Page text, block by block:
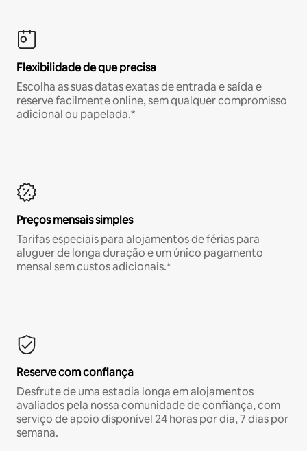
Flexibilidade de que precisa
Escolha as suas datas exatas de entrada e saída e
reserve facilmente online, sem qualquer compromisso
adicional ou papelada.*
Preços mensais simples
Tarifas especiais para alojamentos de férias para
aluguer de longa duração e um único pagamento
mensal sem custos adicionais.*
Reserve com confiança
Desfrute de uma estadia longa em alojamentos
avaliados pela nossa comunidade de confiança, com
serviço de apoio disponível 24 horas por dia, 7 dias por
semana.